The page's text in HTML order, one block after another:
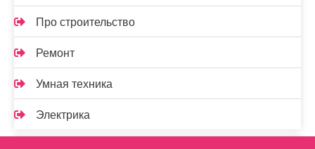
Про строительство
Ремонт
Умная техника
Электрика